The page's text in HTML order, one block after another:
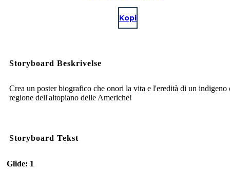
Kopi
Storyboard Beskrivelse
Crea un poster biografico che onori la vita e l'eredità di un indigeno
regione dell'altopiano delle Americhe!
Storyboard Tekst
Glide: 1